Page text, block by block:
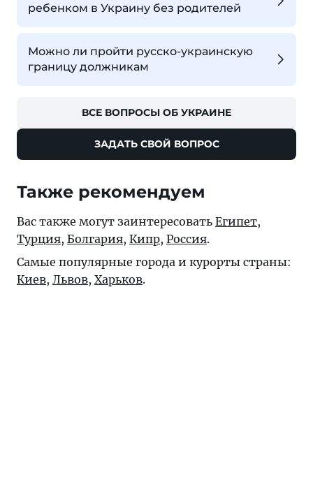
ребенком в Украину без родителей
Можно ли пройти русско-украинскую
границу должникам
ВСЕ ВОПРОСЫ ОБ УКРАИНЕ
ЗАДАТЬ СВОЙ ВОПРОС
Также рекомендуем
Вас также могут заинтересовать Египет,
Турция, Болгария, Кипр, Россия.
Самые популярные города и курорты страны:
Киев, Львов, Харьков.